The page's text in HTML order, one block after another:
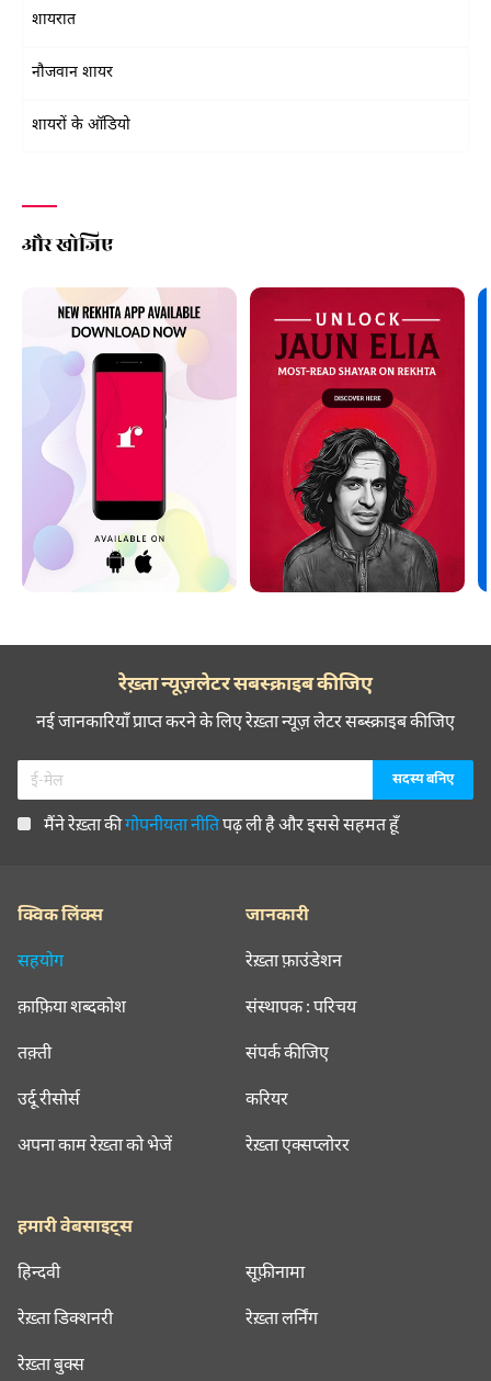
शायरात
नौजवान शायर
शायरों के ऑडियो
और खोजिए
रेख़्ता न्यूज़लेटर सबस्क्राइब कीजिए
नई जानकारियाँ प्राप्त करने के लिए रेख़्ता न्यूज़ लेटर सब्स्क्राइब कीजिए
मैंने रेख़्ता कीगोपनीयता नीतिपढ़ ली है और इससे सहमत हूँ
क्विक लिंक्स
सहयोग
क़ाफ़िया शब्दकोश
तक़्ती
उर्दू रीसोर्स
अपना काम रेख़्ता को भेजें
जानकारी
रेख़्ता फ़ाउंडेशन
संस्थापक : परिचय
संपर्क कीजिए
करियर
रेख़्ता एक्सप्लोरर
हमारी वेबसाइट्स
हिन्दवी सूफ़ीनामा
रेख़्ता डिक्शनरी रेख़्ता लर्निंग
रेख़्ता बुक्स